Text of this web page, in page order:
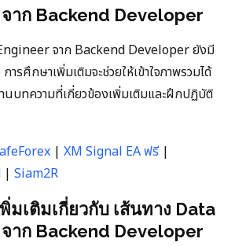
าก Backend Developer
จาก Backend Developer ยังมี
รศึกษาเพิ่มเติมจะช่วยให้เข้าใจภาพรวมได้
นบทความที่เกี่ยวข้องเพิ่มเติมและฝึกปฏิบัติ
| XM Signal EA ฟรี|
| Siam2R
มเติมเกี่ยวกับ เส้นทาง Data
าก Backend Developer